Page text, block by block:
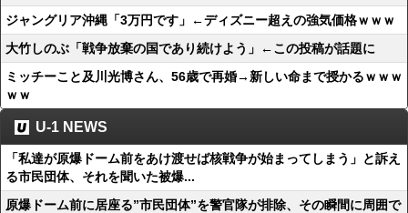
ジャングリア沖縄「3万円です」←ディズニー超えの強気価格ｗｗｗ
大竹しのぶ「戦争放棄の国であり続けよう」←この投稿が話題に
ミッチーこと及川光博さん、56歳で再婚→新しい命まで授かるｗｗｗ
ｗｗ
U-1 NEWS
「私達が原爆ドーム前をあけ渡せば核戦争が始まってしまう」と訴え
る市民団体、それを聞いた被爆...
原爆ドーム前に居座る”市民団体”を警官隊が排除、その瞬間に周囲で